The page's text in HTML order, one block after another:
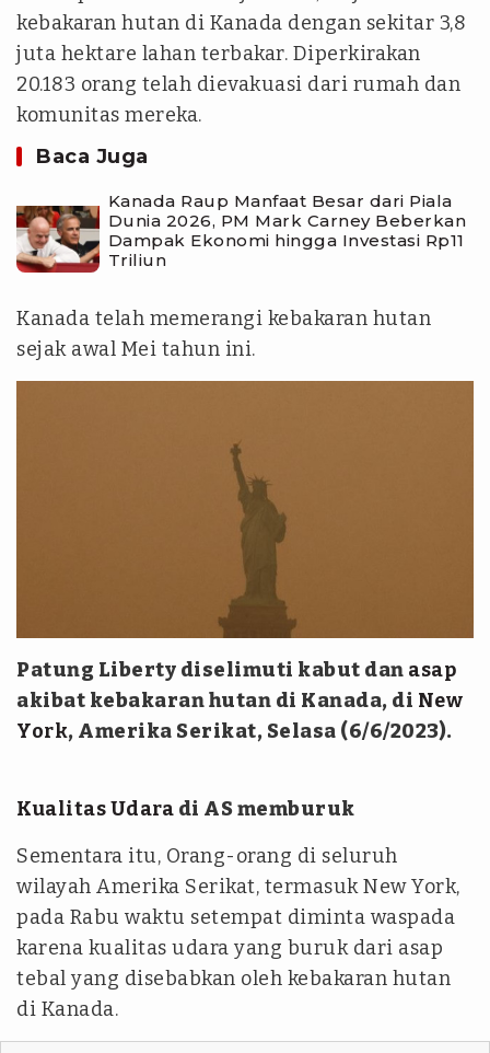
kebakaran hutan di Kanada dengan sekitar 3,8
juta hektare lahan terbakar. Diperkirakan
20.183 orang telah dievakuasi dari rumah dan
komunitas mereka.
Baca Juga
‎Kanada Raup Manfaat Besar dari Piala
Dunia 2026, PM Mark Carney Beberkan
Dampak Ekonomi hingga Investasi Rp11
Triliun
Kanada telah memerangi kebakaran hutan
sejak awal Mei tahun ini.
Patung Liberty diselimuti kabut dan asap
akibat kebakaran hutan di Kanada, di New
York, Amerika Serikat, Selasa (6/6/2023).
Kualitas Udara di AS memburuk
Sementara itu, Orang-orang di seluruh
wilayah Amerika Serikat, termasuk New York,
pada Rabu waktu setempat diminta waspada
karena kualitas udara yang buruk dari asap
tebal yang disebabkan oleh kebakaran hutan
di Kanada.